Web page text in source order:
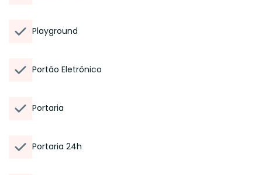
Playground
Portão Eletrônico
Portaria
Portaria 24h